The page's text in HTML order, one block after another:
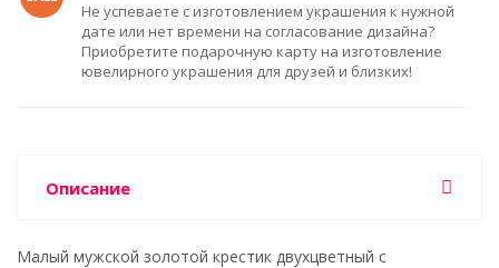
Не успеваете с изготовлением украшения к нужной
дате или нет времени на согласование дизайна?
Приобретите подарочную карту на изготовление
ювелирного украшения для друзей и близких!
Описание
Малый мужской золотой крестик двухцветный с